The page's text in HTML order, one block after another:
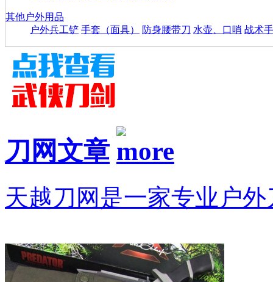
其他户外用品
户外兵工铲 手套（面具） 防身腰带刀 水壶、口哨 战术
刀网文章
天越刀网是一家专业户